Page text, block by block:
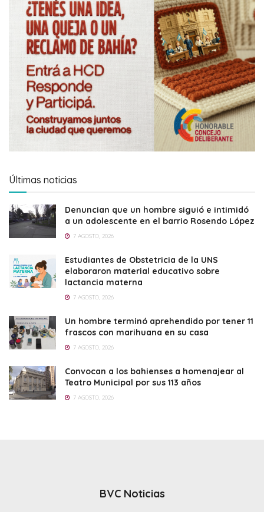
Últimas noticias
Denuncian que un hombre siguió e intimidó
a un adolescente en el barrio Rosendo López
7 AGOSTO, 2026
Estudiantes de Obstetricia de la UNS
elaboraron material educativo sobre
lactancia materna
7 AGOSTO, 2026
Un hombre terminó aprehendido por tener 11
frascos con marihuana en su casa
7 AGOSTO, 2026
Convocan a los bahienses a homenajear al
Teatro Municipal por sus 113 años
7 AGOSTO, 2026
BVC Noticias